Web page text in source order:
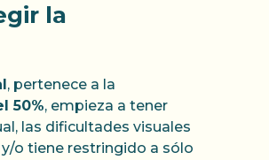
la
, pertenece a la
50%, empieza a tener
las dificultades visuales
o tiene restringido a sólo